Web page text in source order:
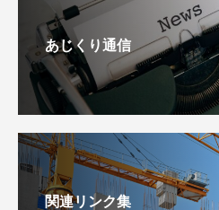
あじくり通信
関連リンク集